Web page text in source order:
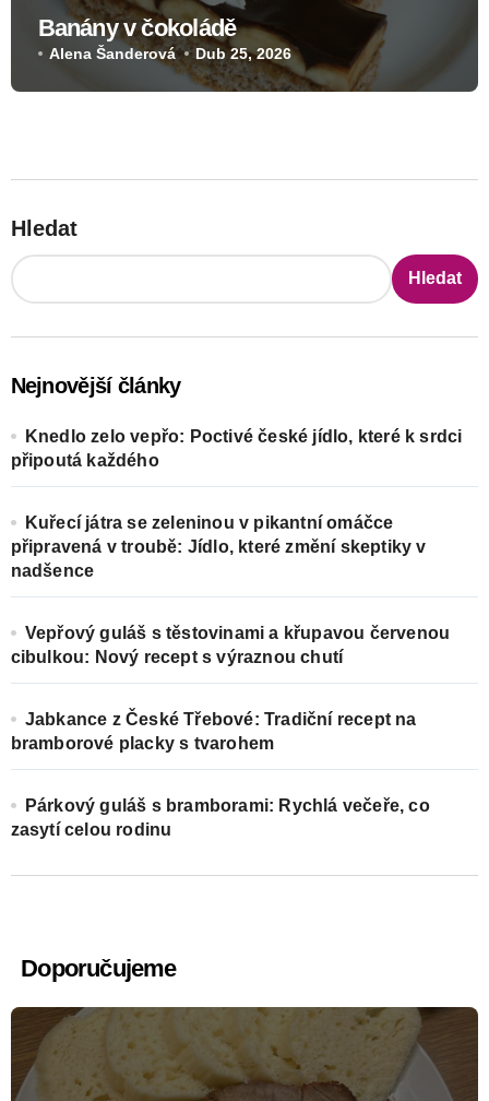
Banány v čokoládě
Alena Šanderová Dub 25, 2026
Hledat
Hledat
Nejnovější články
Knedlo zelo vepřo: Poctivé české jídlo, které k srdci
připoutá každého
Kuřecí játra se zeleninou v pikantní omáčce
připravená v troubě: Jídlo, které změní skeptiky v
nadšence
Vepřový guláš s těstovinami a křupavou červenou
cibulkou: Nový recept s výraznou chutí
Jabkance z České Třebové: Tradiční recept na
bramborové placky s tvarohem
Párkový guláš s bramborami: Rychlá večeře, co
zasytí celou rodinu
Doporučujeme